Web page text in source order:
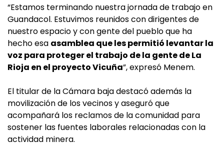
“Estamos terminando nuestra jornada de trabajo en
Guandacol. Estuvimos reunidos con dirigentes de
nuestro espacio y con gente del pueblo que ha
hecho esa asamblea que les permitió levantar la
voz para proteger el trabajo de la gente de La
Rioja en el proyecto Vicuña”, expresó Menem.
El titular de la Cámara baja destacó además la
movilización de los vecinos y aseguró que
acompañará los reclamos de la comunidad para
sostener las fuentes laborales relacionadas con la
actividad minera.